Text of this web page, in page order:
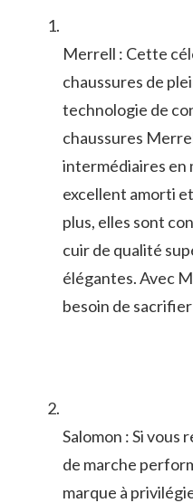
Merrell : ‌Cette
chaussures de
technologie de
chaussures
intermédiaires en
excellent amorti
plus, elles sont
⁢cuir de ⁣qualité
élégantes. Avec
besoin de
Salomon​ : Si vous
de marche
marque à